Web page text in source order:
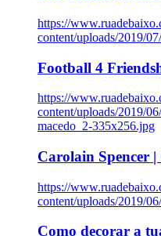
https://
content/uploads/2019/
Football 4
https://
content/uploads/2019/
macedo_2-335x256.jpg
Carolain Spencer
https://
content/uploads/2019/
Como decorar a